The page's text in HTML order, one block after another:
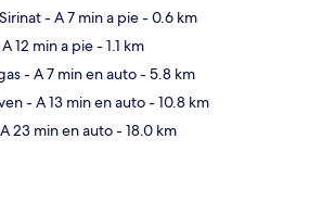
- A 7 min a pie- 0.6 km
12 min a pie- 1.1 km
- A 7 min en auto- 5.8 km
- A 13 min en auto- 10.8 km
23 min en auto- 18.0 km